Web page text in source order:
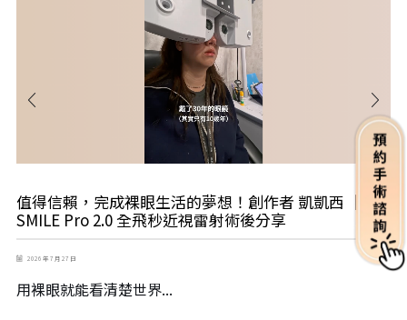
值得信賴，完成裸眼生活的夢想！創作者 凱凱西 ｜
SMILE Pro 2.0 全飛秒近視雷射術後分享
2026 年 7 月 27 日
用裸眼就能看清楚世界...